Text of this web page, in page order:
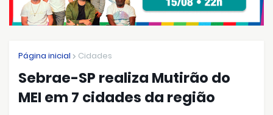
Página inicial Cidades
Sebrae-SP realiza Mutirão do
MEI em 7 cidades da região